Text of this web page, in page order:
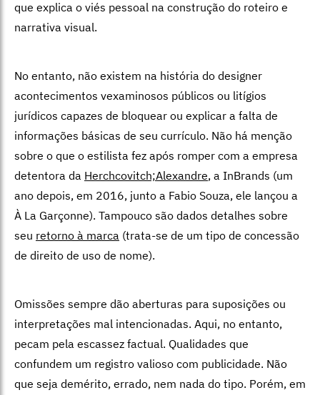
que explica o viés pessoal na construção do roteiro e
narrativa visual.
No entanto, não existem na história do designer
acontecimentos vexaminosos públicos ou litígios
jurídicos capazes de bloquear ou explicar a falta de
informações básicas de seu currículo. Não há menção
sobre o que o estilista fez após romper com a empresa
detentora da Herchcovitch;Alexandre, a InBrands (um
ano depois, em 2016, junto a Fabio Souza, ele lançou a
À La Garçonne). Tampouco são dados detalhes sobre
seu retorno à marca (trata-se de um tipo de concessão
de direito de uso de nome).
Omissões sempre dão aberturas para suposições ou
interpretações mal intencionadas. Aqui, no entanto,
pecam pela escassez factual. Qualidades que
confundem um registro valioso com publicidade. Não
que seja demérito, errado, nem nada do tipo. Porém, em